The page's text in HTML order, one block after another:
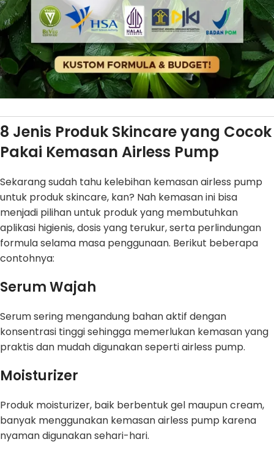
8 Jenis Produk Skincare yang Cocok
Pakai Kemasan Airless Pump
Sekarang sudah tahu kelebihan kemasan airless pump
untuk produk skincare, kan? Nah kemasan ini bisa
menjadi pilihan untuk produk yang membutuhkan
aplikasi higienis, dosis yang terukur, serta perlindungan
formula selama masa penggunaan. Berikut beberapa
contohnya:
Serum Wajah
Serum sering mengandung bahan aktif dengan
konsentrasi tinggi sehingga memerlukan kemasan yang
praktis dan mudah digunakan seperti airless pump.
Moisturizer
Produk moisturizer, baik berbentuk gel maupun cream,
banyak menggunakan kemasan airless pump karena
nyaman digunakan sehari-hari.